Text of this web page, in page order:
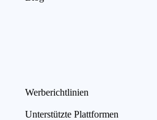
Werberichtlinien
Unterstützte Plattformen